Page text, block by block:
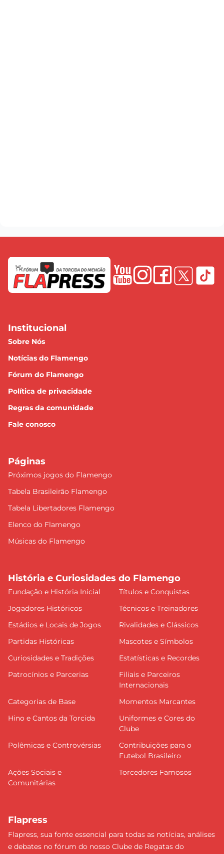
Institucional
Sobre Nós
Notícias do Flamengo
Fórum do Flamengo
Política de privacidade
Regras da comunidade
Fale conosco
Páginas
Próximos jogos do Flamengo
Tabela Brasileirão Flamengo
Tabela Libertadores Flamengo
Elenco do Flamengo
Músicas do Flamengo
História e Curiosidades do Flamengo
Fundação e História Inicial
Títulos e Conquistas
Jogadores Históricos
Técnicos e Treinadores
Estádios e Locais de Jogos
Rivalidades e Clássicos
Partidas Históricas
Mascotes e Símbolos
Curiosidades e Tradições
Estatísticas e Recordes
Patrocínios e Parcerias
Filiais e Parceiros
Internacionais
Categorias de Base
Momentos Marcantes
Hino e Cantos da Torcida
Uniformes e Cores do
Clube
Polêmicas e Controvérsias
Contribuições para o
Futebol Brasileiro
Ações Sociais e
Comunitárias
Torcedores Famosos
Flapress
Flapress, sua fonte essencial para todas as notícias, análises
e debates no fórum do nosso Clube de Regatas do